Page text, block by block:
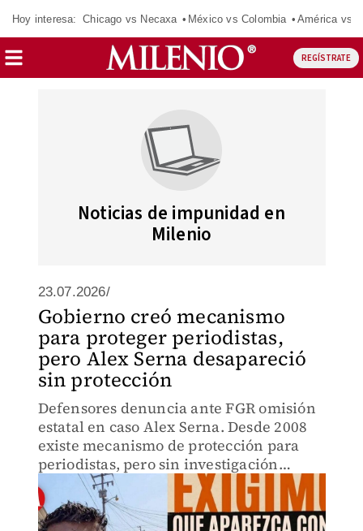
Hoy interesa: Chicago vs Necaxa México vs Colombia América vs
REGÍSTRATE
Noticias de impunidad en
Milenio
23.07.2026/
Gobierno creó mecanismo
para proteger periodistas,
pero Alex Serna desapareció
sin protección
Defensores denuncia ante FGR omisión
estatal en caso Alex Serna. Desde 2008
existe mecanismo de protección para
periodistas, pero sin investigación
oficial, amenazas documentadas y
presunta colusión entre autoridades y
constructoras.